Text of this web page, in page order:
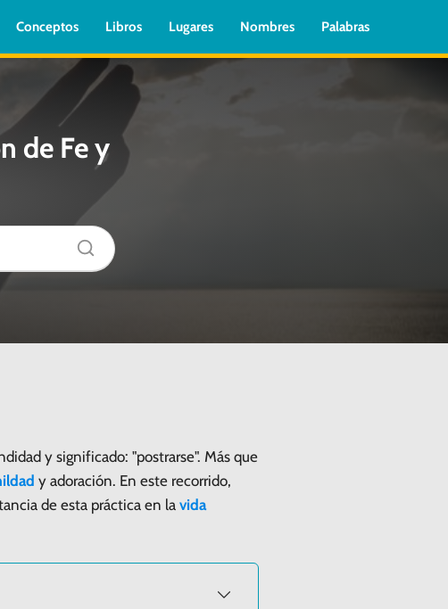
Conceptos Libros Lugares Nombres Palabras
de Fe y
y significado: "postrarse". Más que
y adoración. En este recorrido,
de esta práctica en la vida